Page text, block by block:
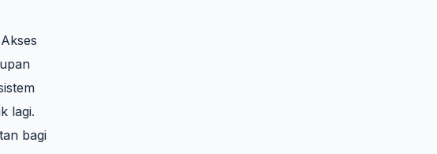
lagi.
bagi